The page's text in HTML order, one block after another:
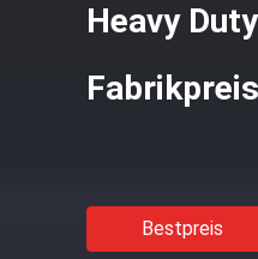
Heavy
Fabrikpreis
Bestpreis